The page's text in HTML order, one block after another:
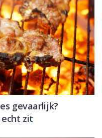
gevaarlijk?
zit